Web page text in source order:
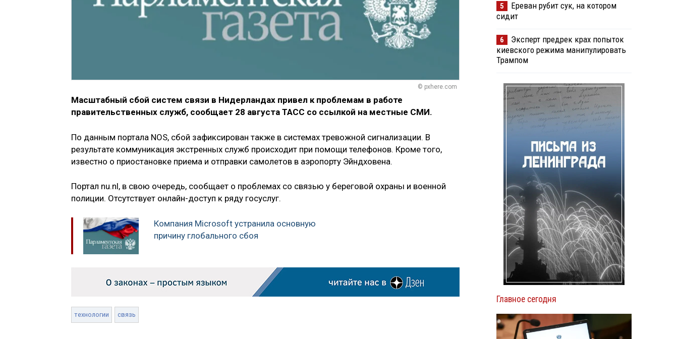
© pxhere.com
Масштабный сбой систем связи в Нидерландах привел к проблемам в работе
правительственных служб, сообщает 28 августа ТАСС со ссылкой на местные СМИ.
По данным портала NOS, сбой зафиксирован также в системах тревожной сигнализации. В
результате коммуникация экстренных служб происходит при помощи телефонов. Кроме того,
известно о приостановке приема и отправки самолетов в аэропорту Эйндховена.
Портал nu.nl, в свою очередь, сообщает о проблемах со связью у береговой охраны и военной
полиции. Отсутствует онлайн-доступ к ряду госуслуг.
Компания Microsoft устранила основную
причину глобального сбоя
технологии связь
5
Ереван рубит сук, на котором
сидит
6
Эксперт предрек крах попыток
киевского режима манипулировать
Трампом
Главное сегодня